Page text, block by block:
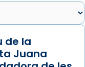
de la
Juana